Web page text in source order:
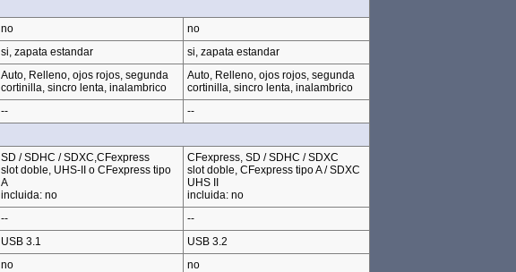
no
no
si, zapata estandar
si, zapata estandar
Auto, Relleno, ojos rojos, segunda
cortinilla, sincro lenta, inalambrico
Auto, Relleno, ojos rojos, segunda
cortinilla, sincro lenta, inalambrico
--
--
SD / SDHC / SDXC,CFexpress
slot doble, UHS-II o CFexpress tipo
A
incluida: no
CFexpress, SD / SDHC / SDXC
slot doble, CFexpress tipo A / SDXC
UHS II
incluida: no
--
--
USB 3.1
USB 3.2
no
no